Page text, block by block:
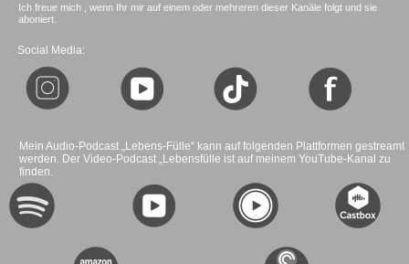
Ich freue mich , wenn Ihr mir auf einem oder mehreren dieser Kanäle folgt und sie
aboniert.
Social Media:
Mein Audio-Podcast „Lebens-Fülle“ kann auf folgenden Plattformen gestreamt
werden. Der Video-Podcast „Lebensfülle ist auf meinem YouTube-Kanal zu
finden.